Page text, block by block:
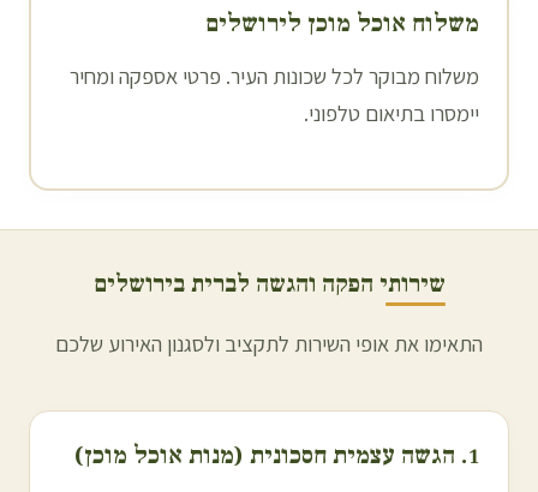
משלוח אוכל מוכן לירושלים
משלוח מבוקר לכל שכונות העיר. פרטי אספקה ומחיר
יימסרו בתיאום טלפוני.
שירותי הפקה והגשה לברית בירושלים
התאימו את אופי השירות לתקציב ולסגנון האירוע שלכם
1. הגשה עצמית חסכונית (מנות אוכל מוכן)